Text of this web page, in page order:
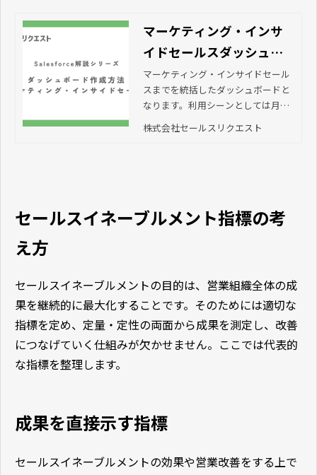
マーケティング・インサ
イドセールスダッシュボ
ードの作成方法
マーケティング・インサイドセール
スまでを統括したダッシュボードと
なります。利用シーンとしては月内
の進捗確認や、クイックな施策検
討、振り返りでご利用いただける内
株式会社セールスリクエスト
セールスイネーブルメント指標の考
え方
セールスイネーブルメントの目的は、営業組織全体の成
果を継続的に最大化することです。そのためには適切な
指標を定め、定量・定性の両面から成果を測定し、改善
につなげていく仕組みが欠かせません。ここでは代表的
な指標を整理します。
成果を直接示す指標
セールスイネーブルメントの効果や営業改善をする上で